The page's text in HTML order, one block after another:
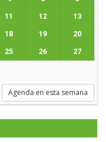
11 12 13
18 19 20
25 26 27
Agenda en esta semana